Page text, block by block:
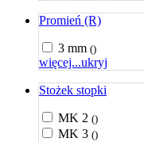
Promień (R)
3 mm ()
więcej...ukryj
Stożek stopki
MK 2 ()
MK 3 ()